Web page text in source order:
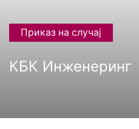
Приказ на случај
КБК Инженеринг